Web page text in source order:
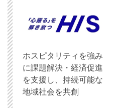
ホスピタリティを強み
に課題解決・経済促進
を支援し、持続可能な
地域社会を共創